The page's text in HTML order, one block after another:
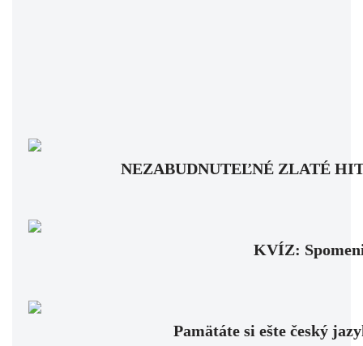
NEZABUDNUTEĽNÉ ZLATÉ
KVÍZ:
Pamätáte si ešte český